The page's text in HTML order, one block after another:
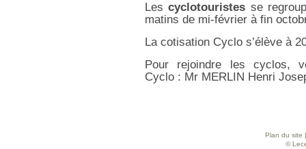
Lescyclotouristes se
matins de mi-février à fin
La cotisation Cyclo s’élève à
Pour rejoindre les cyclos,
Cyclo : Mr MERLIN Henri
Plan du site
©